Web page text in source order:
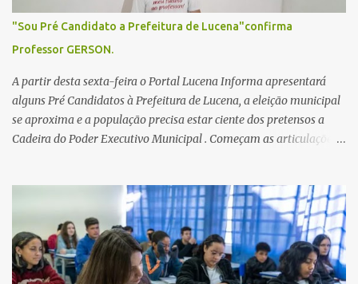
"Sou Pré Candidato a Prefeitura de Lucena"confirma
Professor GERSON.
A partir desta sexta-feira o Portal Lucena Informa apresentará
alguns Pré Candidatos à Prefeitura de Lucena, a eleição municipal
se aproxima e a população precisa estar ciente dos pretensos a
Cadeira do Poder Executivo Municipal . Começam as articulações e
Bandeira Valcinete Araújo e Professor Gerson Andrade há
possibilidade de mais nomes aparecer , ficaremos no aguardo para
trazer mais informações. A primeira entrevista foi com o
inimaginável Gerson Andrade ,Professor da Rede Municipal
(efetivo), supervisor, Formado em Pedagogia e Biomedicina pela